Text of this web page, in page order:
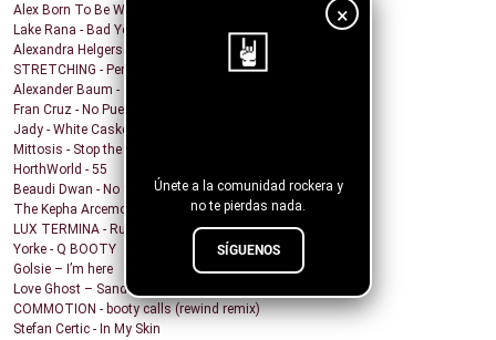
×
Únete a la comunidad rockera y
no te pierdas nada.
SÍGUENOS
Alex Born To Be Wild - Nice Girls
Lake Rana - Bad Year
Alexandra Helgerson - We're Never Going Out
STRETCHING - Pencil Me In
Alexander Baum - Träume
Fran Cruz - No Puedo
Jady - White Casket
Mittosis - Stop the questions
HorthWorld - 55
Beaudi Dwan - No Sense To Me
The Kepha Arcemont Experiment - Southern Boy
LUX TERMINA - Run Rabbit Run
Yorke - Q BOOTY
Golsie – I’m here
Love Ghost – Sandcastles
COMMOTION - booty calls (rewind remix)
Stefan Certic - In My Skin